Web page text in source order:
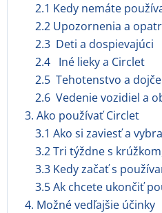
2.1 Kedy nemáte
2.2 Upozornenia a
2.3 Deti a dospievajúci
2.4 Iné lieky a Circlet
2.5 Tehotenstvo a
2.6 Vedenie vozidiel a
3. Ako používať Circlet
3.1 Ako si zaviesť a
3.2 Tri týždne s
3.3 Kedy začať s
3.5 Ak chcete ukončiť
4. Možné vedľajšie účinky